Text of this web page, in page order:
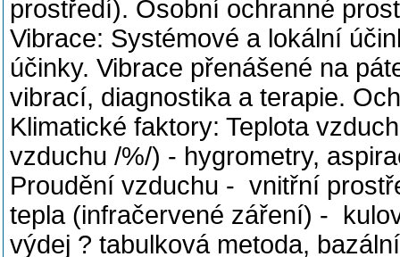
prostředí). Osobní ochranné
Vibrace: Systémové a lokální
účinky. Vibrace přenášené na
vibrací, diagnostika a terapie.
Klimatické faktory: Teplota
vzduchu /%/) - hygrometry,
Proudění vzduchu - vnitřní
tepla (infračervené záření) -
výdej ? tabulková metoda,